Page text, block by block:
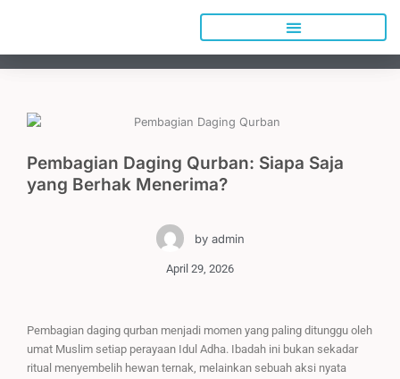
Pembagian Daging Qurban: Siapa Saja
yang Berhak Menerima?
byadmin
April 29, 2026
Pembagian daging qurban menjadi momen yang paling ditunggu oleh
umat Muslim setiap perayaan Idul Adha. Ibadah ini bukan sekadar
ritual menyembelih hewan ternak, melainkan sebuah aksi nyata